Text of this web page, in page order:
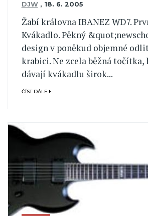
DJW , 18. 6. 2005
Žabí královna IBANEZ WD7.
Kvákadlo. Pěkný
design v poněkud objemné
krabici. Ne zcela běžná točítka,
dávají kvákadlu širok...
ČÍST DÁLE